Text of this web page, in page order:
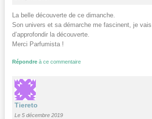
La belle découverte de ce dimanche.
Son univers et sa démarche me fascinent, je
d’approfondir la découverte.
Merci Parfumista !
Répondre à ce commentaire
Tiereto
Le 5 décembre 2019